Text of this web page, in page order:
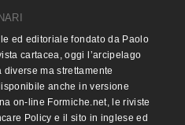
ed editoriale fondato da Paolo
cartacea, oggi l’arcipelago
diverse ma strettamente
anche in versione
on-line Formiche.net, le riviste
Policy e il sito in inglese ed